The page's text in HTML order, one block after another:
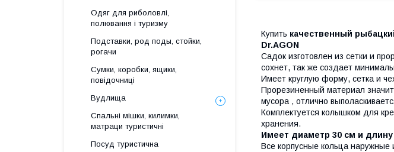
Купить качественный
Dr.AGON
Садок изготовлен из сетки и
сохнет, так же создает
Имеет круглую форму, сетка и
Прорезиненный материал
мусора , отлично
Комплектуется колышком для
хранения.
Имеет диаметр 30 см и длину
Все корпусные кольца
Одяг для риболовлі,
полювання і туризму
Подставки, род поды, стойки,
рогачи
Сумки, коробки, ящики,
повідочниці
Вудлища
Спальні мішки, килимки,
матраци туристичні
Посуд туристична